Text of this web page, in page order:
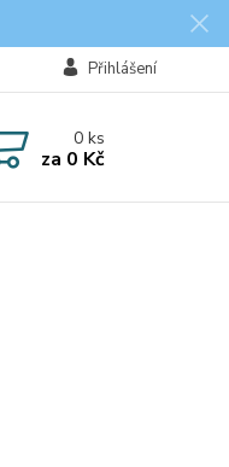
Přihlášení
0ks
za 0 Kč